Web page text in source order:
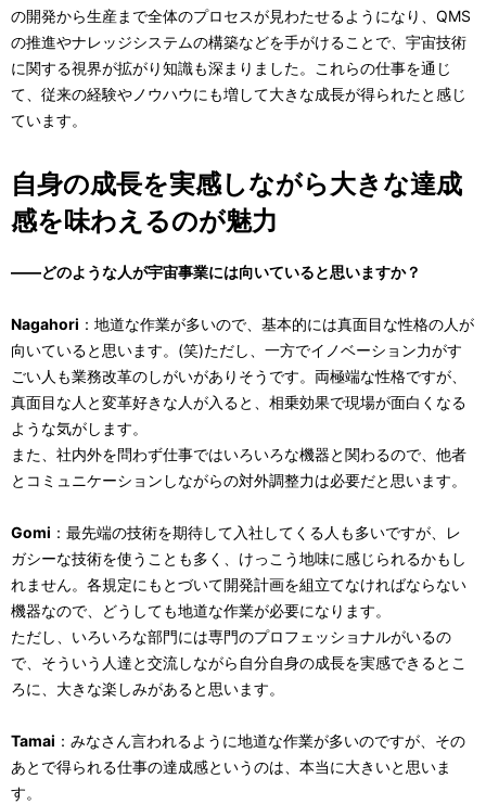
の開発から生産まで全体のプロセスが見わたせるようになり、QMS
の推進やナレッジシステムの構築などを手がけることで、宇宙技術
に関する視界が拡がり知識も深まりました。これらの仕事を通じ
て、従来の経験やノウハウにも増して大きな成長が得られたと感じ
ています。
自身の成長を実感しながら大きな達成
感を味わえるのが魅力
――どのような人が宇宙事業には向いていると思いますか？
Nagahori ：地道な作業が多いので、基本的には真面目な性格の人が
向いていると思います。(笑)ただし、一方でイノベーション力がす
ごい人も業務改革のしがいがありそうです。両極端な性格ですが、
真面目な人と変革好きな人が入ると、相乗効果で現場が面白くなる
ような気がします。
また、社内外を問わず仕事ではいろいろな機器と関わるので、他者
とコミュニケーションしながらの対外調整力は必要だと思います。
Gomi ：最先端の技術を期待して入社してくる人も多いですが、レ
ガシーな技術を使うことも多く、けっこう地味に感じられるかもし
れません。各規定にもとづいて開発計画を組立てなければならない
機器なので、どうしても地道な作業が必要になります。
ただし、いろいろな部門には専門のプロフェッショナルがいるの
で、そういう人達と交流しながら自分自身の成長を実感できるとこ
ろに、大きな楽しみがあると思います。
Tamai ：みなさん言われるように地道な作業が多いのですが、その
あとで得られる仕事の達成感というのは、本当に大きいと思いま
す。